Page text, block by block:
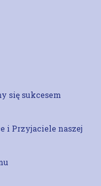
się sukcesem
i Przyjaciele naszej